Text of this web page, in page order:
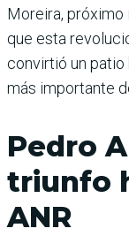
Moreira, próximo
que esta
convirtió un
más importante
Pedro
triunfo
ANR